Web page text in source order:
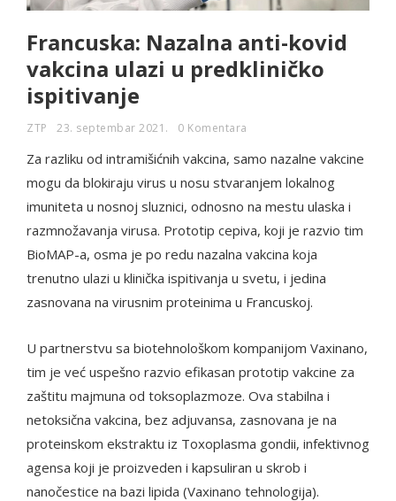
Francuska: Nazalna anti-kovid
vakcina ulazi u predkliničko
ispitivanje
ZTP 23. septembar 2021. 0 Komentara
Za razliku od intramišićnih vakcina, samo nazalne vakcine
mogu da blokiraju virus u nosu stvaranjem lokalnog
imuniteta u nosnoj sluznici, odnosno na mestu ulaska i
razmnožavanja virusa. Prototip cepiva, koji je razvio tim
BioMAP-a, osma je po redu nazalna vakcina koja
trenutno ulazi u klinička ispitivanja u svetu, i jedina
zasnovana na virusnim proteinima u Francuskoj.
U partnerstvu sa biotehnološkom kompanijom Vaxinano,
tim je već uspešno razvio efikasan prototip vakcine za
zaštitu majmuna od toksoplazmoze. Ova stabilna i
netoksična vakcina, bez adjuvansa, zasnovana je na
proteinskom ekstraktu iz Toxoplasma gondii, infektivnog
agensa koji je proizveden i kapsuliran u skrob i
nanočestice na bazi lipida (Vaxinano tehnologija).